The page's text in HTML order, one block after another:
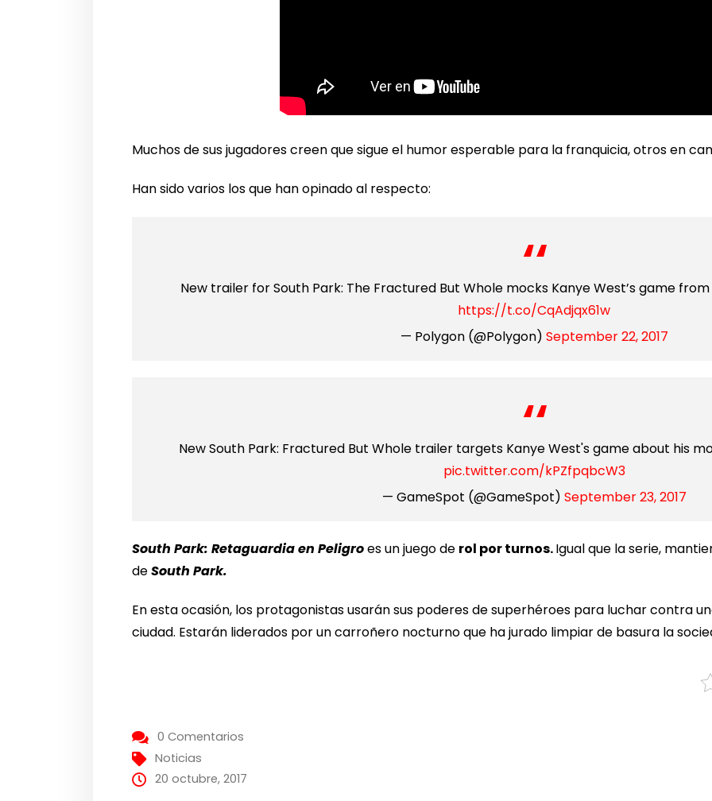
Muchos de sus jugadores creen que sigue el humor esperable para la franquicia, otros en
Han sido varios los que han opinado al respecto:
New trailer for South Park: The Fractured But Whole mocks Kanye West’s game from
https://t.co/CqAdjqx61w
— Polygon (@Polygon) September 22, 2017
New South Park: Fractured But Whole trailer targets Kanye West's game about his
pic.twitter.com/kPZfpqbcW3
— GameSpot (@GameSpot) September 23, 2017
South Park: Retaguardia en Peligroes un juego de rol por turnos.Igual que la serie,
deSouth Park.
En esta ocasión, los protagonistas usarán sus poderes de superhéroes para luchar contra
ciudad. Estarán liderados por un carroñero nocturno que ha jurado limpiar de basura la
0 Comentarios
Noticias
20 octubre, 2017